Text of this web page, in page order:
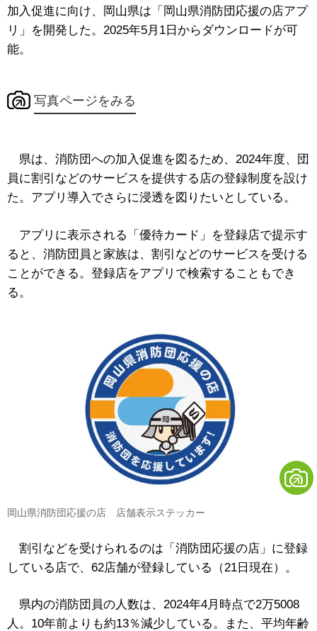
加入促進に向け、
岡山県は「岡山県消防団応援の店アプ
リ」を開発した。2025年5月1日からダウンロードが可
能。
写真ページをみる
県は、消防団への加入促進を図るため、2024年度、団
員に割引などのサービスを提供する店の登録制度を設け
た。アプリ導入でさらに浸透を図りたいとしている。
アプリに表示される「優待カード」を登録店で提示す
ると、消防団員と家族は、割引などのサービスを受ける
ことができる。登録店をアプリで検索することもでき
る。
岡山県消防団応援の店 店舗表示ステッカー
割引などを受けられるのは「消防団応援の店」に登録
している店で、62店舗が登録している（21日現在）。
県内の消防団員の人数は、2024年4月時点で2万5008
人。10年前よりも約13％減少している。また、平均年齢